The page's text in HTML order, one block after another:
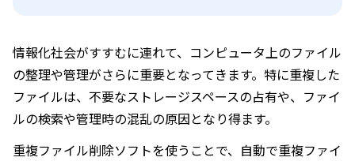
情報化社会がすすむに連れて、コンピュータ上のファイル
の整理や管理がさらに重要となってきます。特に重複した
ファイルは、不要なストレージスペースの占有や、ファイ
ルの検索や管理時の混乱の原因となり得ます。
重複ファイル削除ソフトを使うことで、自動で重複ファイ